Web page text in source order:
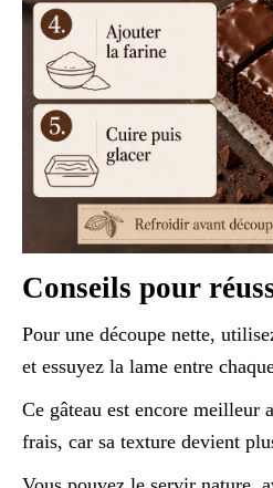
Conseils pour
Pour une découpe nette,
et essuyez la lame entre
Ce gâteau est encore meilleur
frais, car sa texture devient